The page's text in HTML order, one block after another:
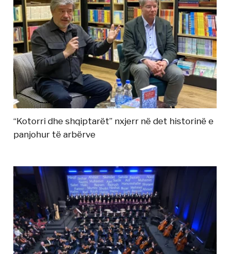
“Kotorri dhe shqiptarët” nxjerr në det historinë e
panjohur të arbërve